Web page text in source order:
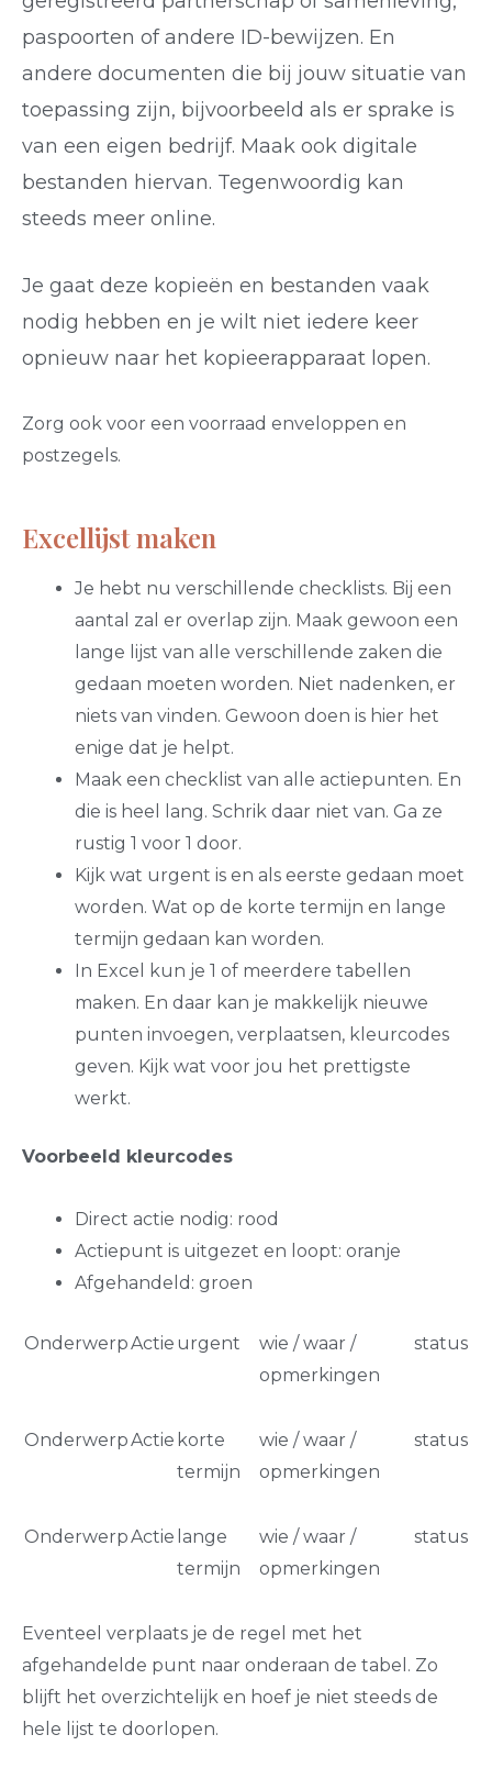
paspoorten of andere ID-bewijzen. En
andere documenten die bij jouw situatie van
toepassing zijn, bijvoorbeeld als er sprake is
van een eigen bedrijf. Maak ook digitale
bestanden hiervan. Tegenwoordig kan
steeds meer online.
Je gaat deze kopieën en bestanden vaak
nodig hebben en je wilt niet iedere keer
opnieuw naar het kopieerapparaat lopen.
Zorg ook voor een voorraad enveloppen en
postzegels.
Excellijst maken
Je hebt nu verschillende checklists. Bij een
aantal zal er overlap zijn. Maak gewoon een
lange lijst van alle verschillende zaken die
gedaan moeten worden. Niet nadenken, er
niets van vinden. Gewoon doen is hier het
enige dat je helpt.
Maak een checklist van alle actiepunten. En
die is heel lang. Schrik daar niet van. Ga ze
rustig 1 voor 1 door.
Kijk wat urgent is en als eerste gedaan moet
worden. Wat op de korte termijn en lange
termijn gedaan kan worden.
In Excel kun je 1 of meerdere tabellen
maken. En daar kan je makkelijk nieuwe
punten invoegen, verplaatsen, kleurcodes
geven. Kijk wat voor jou het prettigste
werkt.
Voorbeeld kleurcodes
Direct actie nodig: rood
Actiepunt is uitgezet en loopt: oranje
Afgehandeld: groen
OnderwerpActie urgent
wie / waar /
opmerkingen
status
OnderwerpActie korte
termijn
wie / waar /
opmerkingen
status
OnderwerpActie lange
termijn
wie / waar /
opmerkingen
status
Eventeel verplaats je de regel met het
afgehandelde punt naar onderaan de tabel. Zo
blijft het overzichtelijk en hoef je niet steeds de
hele lijst te doorlopen.